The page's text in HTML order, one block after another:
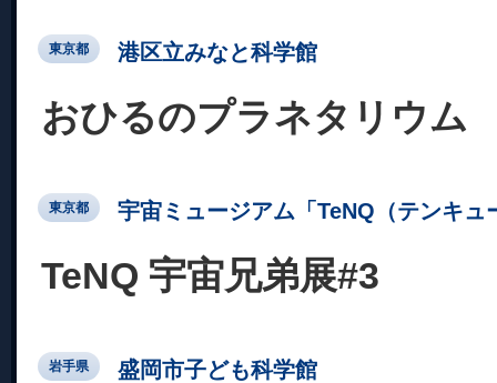
東京都 港区立みなと科学館
おひるのプラネタリウム
東京都 宇宙ミュージアム「TeNQ（テンキュ
TeNQ 宇宙兄弟展#3
岩手県 盛岡市子ども科学館